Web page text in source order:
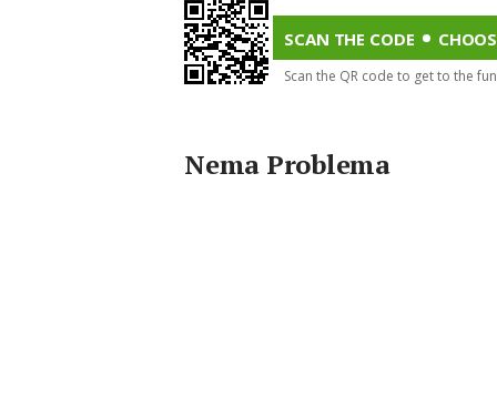
att lyckas i skolan
SCAN THE CODE
Scan the QR code to get to the
Nema Problema